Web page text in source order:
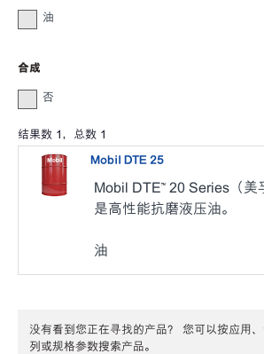
油
合成
否
结果数 1 ，总数 1
Mobil DTE 25
Mobil DTE™ 20 Series（美
是高性能抗磨液压油。
油
没有看到您正在寻找的产品？ 您可以按应用
列或规格参数搜索产品。